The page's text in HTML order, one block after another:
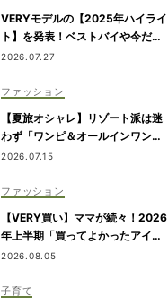
VERYモデルの【2025年ハイライ
ト】を発表！ベストバイや今だか
ら言える事件簿も大公開
2026.07.27
ファッション
【夏旅オシャレ】リゾート派は迷
わず「ワンピ＆オールインワン」
を新調！
2026.07.15
ファッション
【VERY買い】ママが続々！2026
年上半期「買ってよかったアイテ
ム」を発表
2026.08.05
子育て